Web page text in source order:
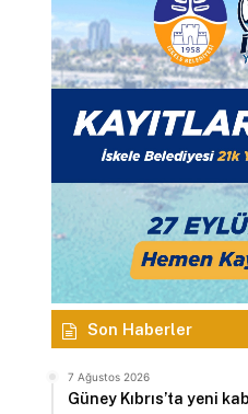
Son Haberler
7 Ağustos 2026
Güney Kıbrıs’ta yeni